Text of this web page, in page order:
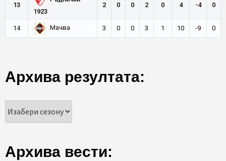
13
1923
2 0 0 2 0 4 -4 0
14 Мачва 3 0 0 3 1 10 -9 0
Архива резултата:
Архива вести: